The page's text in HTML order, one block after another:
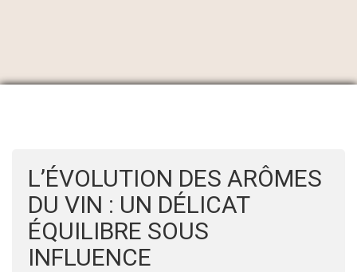
L’ÉVOLUTION DES ARÔMES
DU VIN : UN DÉLICAT
ÉQUILIBRE SOUS
INFLUENCE